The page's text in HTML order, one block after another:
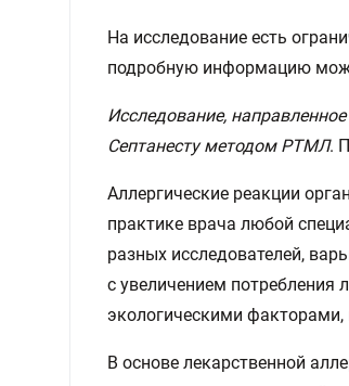
На исследование есть
подробную информацию
Исследование,
Септанесту методом РТМЛ.
Аллергические реакции
практике врача любой
разных исследователей,
с увеличением потребления
экологическими
В основе лекарственной